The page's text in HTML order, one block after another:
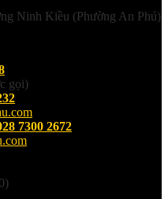
Ninh Kiều (Phường An Phú)
gọi)
7300 2672